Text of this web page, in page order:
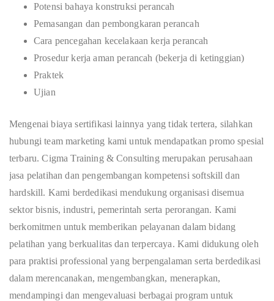
Potensi bahaya konstruksi perancah
Pemasangan dan pembongkaran perancah
Cara pencegahan kecelakaan kerja perancah
Prosedur kerja aman perancah (bekerja di ketinggian)
Praktek
Ujian
Mengenai biaya sertifikasi lainnya yang tidak tertera, silahkan
hubungi team marketing kami untuk mendapatkan promo spesial
terbaru. Cigma Training & Consulting merupakan perusahaan
jasa pelatihan dan pengembangan kompetensi softskill dan
hardskill. Kami berdedikasi mendukung organisasi disemua
sektor bisnis, industri, pemerintah serta perorangan. Kami
berkomitmen untuk memberikan pelayanan dalam bidang
pelatihan yang berkualitas dan terpercaya. Kami didukung oleh
para praktisi professional yang berpengalaman serta berdedikasi
dalam merencanakan, mengembangkan, menerapkan,
mendampingi dan mengevaluasi berbagai program untuk